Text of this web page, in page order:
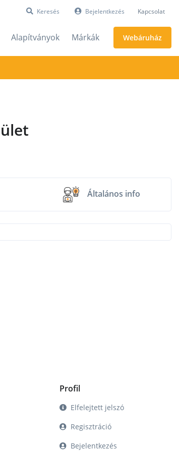
Keresés Bejelentkezés Kapcsolat
Alapítványok Márkák Webáruház
Általános info
Profil
Elfelejtett jelszó
Regisztráció
Bejelentkezés